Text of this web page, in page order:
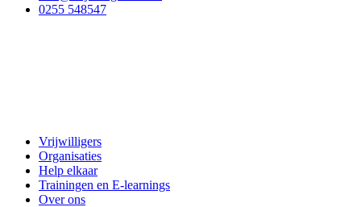
0255 548547
Vrijwilligers
Organisaties
Help elkaar
Trainingen en E-learnings
Over ons